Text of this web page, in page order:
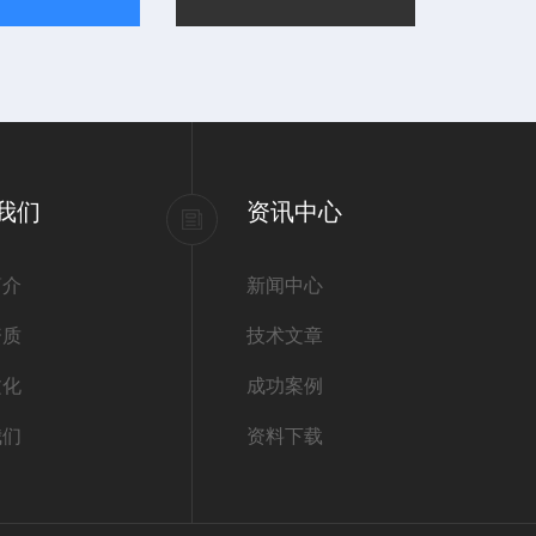
们 资讯中心
新闻中心
技术文章
成功案例
资料下载